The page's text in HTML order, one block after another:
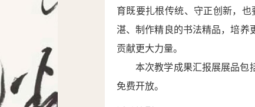
育既要扎根传统、守正创新，
湛、制作精良的书法精品，培养
贡献更大力量。
本次教学成果汇报展展品包
免费开放。